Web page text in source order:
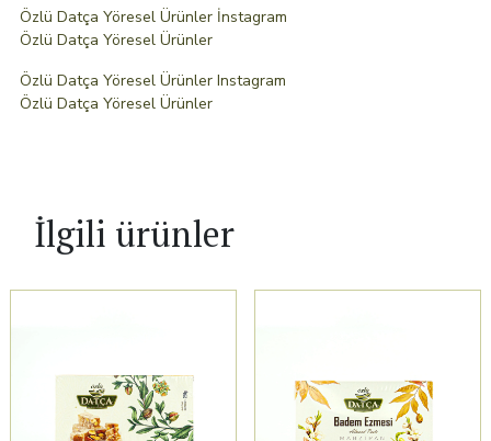
Özlü Datça Yöresel Ürünler İnstagram
Özlü Datça Yöresel Ürünler
Özlü Datça Yöresel Ürünler Instagram
Özlü Datça Yöresel Ürünler
İlgili ürünler